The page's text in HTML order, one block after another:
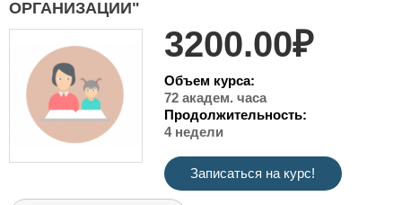
ОРГАНИЗАЦИИ"
3200.00₽
Объем курса:
72 академ. часа
Продолжительность:
4 недели
Записаться на курс!